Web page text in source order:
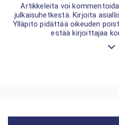
Artikkeleita voi
julkaisuhetkestä. Kirjoita
Ylläpito pidättää oikeuden
estää kirjoittajaa